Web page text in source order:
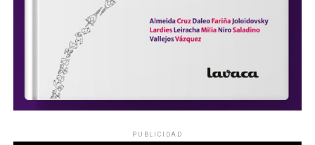
PUBLICIDAD